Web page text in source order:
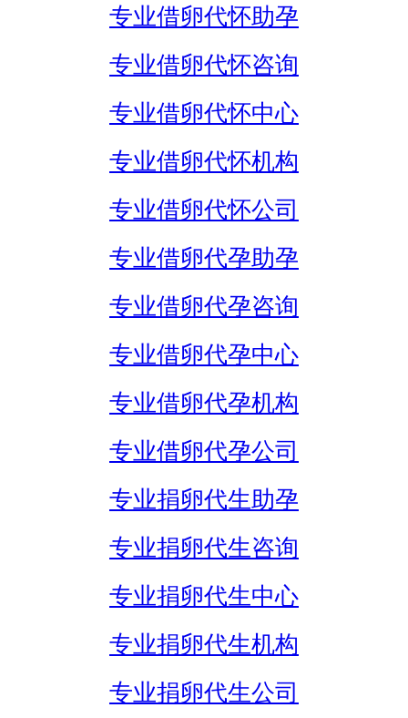
专业借卵代怀助孕
专业借卵代怀咨询
专业借卵代怀中心
专业借卵代怀机构
专业借卵代怀公司
专业借卵代孕助孕
专业借卵代孕咨询
专业借卵代孕中心
专业借卵代孕机构
专业借卵代孕公司
专业捐卵代生助孕
专业捐卵代生咨询
专业捐卵代生中心
专业捐卵代生机构
专业捐卵代生公司